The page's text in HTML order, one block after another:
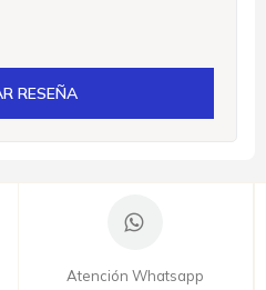
RESEÑA
Atención Whatsapp